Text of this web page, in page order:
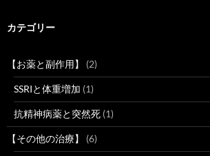
カテゴリー
【お薬と副作用】 (2)
SSRIと体重増加 (1)
抗精神病薬と突然死 (1)
【その他の治療】 (6)